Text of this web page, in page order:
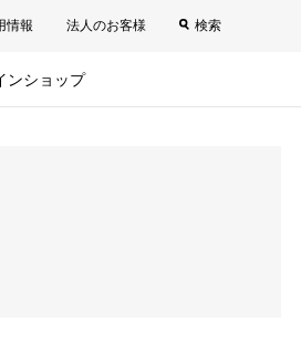
情報 法人のお客様 検索
ンショップ